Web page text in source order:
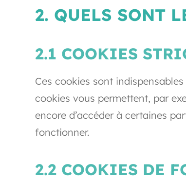
2. QUELS SONT
2.1 COOKIES
Ces cookies sont
cookies vous permettent, par
encore d’accéder à certaines
fonctionner.
2.2 COOKIES DE